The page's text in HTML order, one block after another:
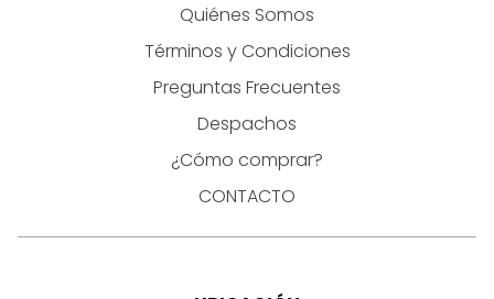
Quiénes Somos
Términos y Condiciones
Preguntas Frecuentes
Despachos
¿Cómo comprar?
CONTACTO